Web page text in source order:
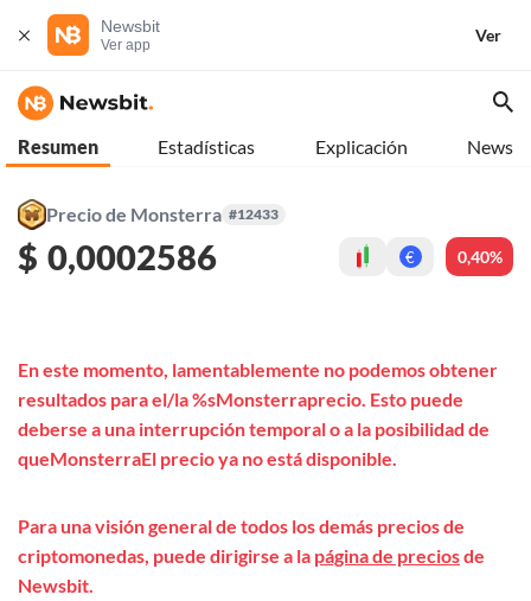
Newsbit
Ver app
Ver
Resumen Estadísticas Explicación News
Precio de Monsterra #12433
$ 0,0002586 € 0,40%
En este momento, lamentablemente no podemos obtener
resultados para el/la %sMonsterraprecio. Esto puede
deberse a una interrupción temporal o a la posibilidad de
queMonsterraEl precio ya no está disponible.
Para una visión general de todos los demás precios de
criptomonedas, puede dirigirse a la página de preciosde
Newsbit.